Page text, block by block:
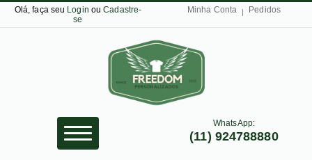
Olá, faça seu Login ouCadastre-
se
Minha Conta Pedidos
WhatsApp:
(11) 924788880